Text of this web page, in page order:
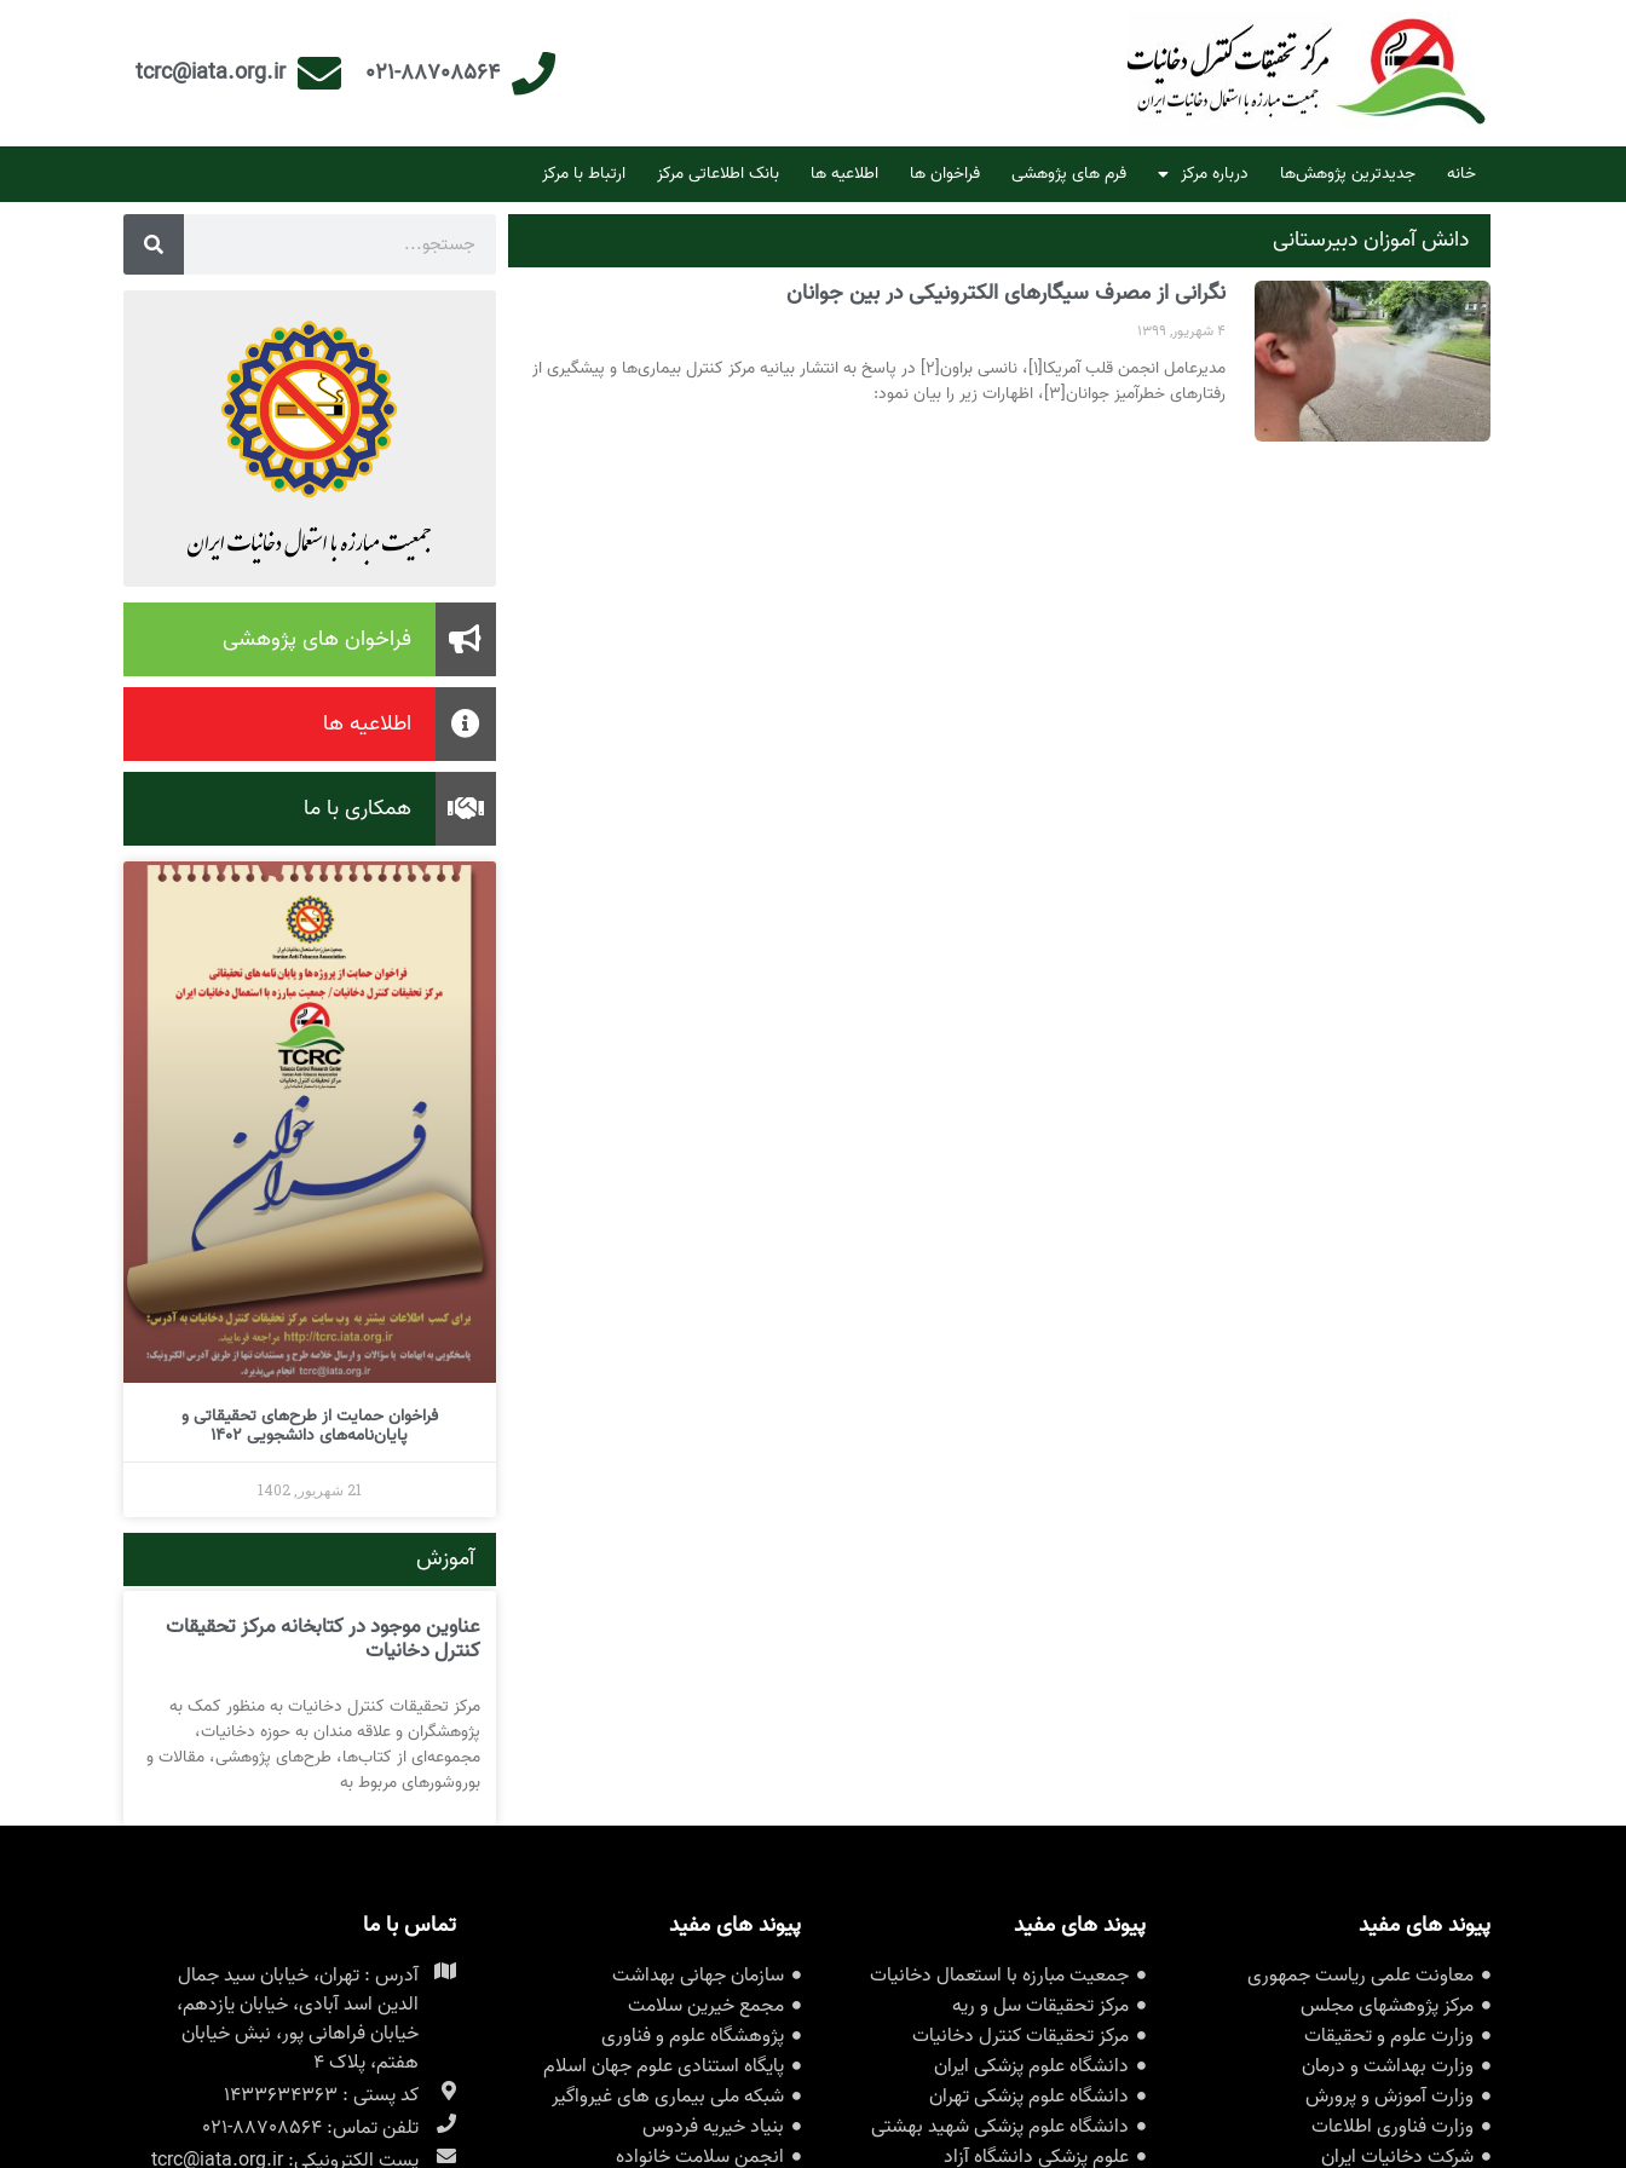
021-88708564
tcrc@iata.org.ir
خانه جدیدترین پژوهش‌ها درباره مرکز فرم های پژوهشی فراخوان ها اطلاعیه ها بانک اطلاعاتی مرکز ارتباط با مرکز
دانش آموزان دبیرستانی
نگرانی از مصرف سیگارهای الکترونیکی در بین جوانان
4 شهریور, 1399
مدیرعامل انجمن قلب آمریکا[1]، نانسی براون[2] در پاسخ به انتشار بیانیه مرکز کنترل بیماری‌ها و پیشگیری از
رفتارهای خطرآمیز جوانان[3]، اظهارات زیر را بیان نمود:
فراخوان های پژوهشی
اطلاعیه ها
همکاری با ما
فراخوان حمایت از طرح‌های تحقیقاتی و
پایان‌نامه‌های دانشجویی 1402
21 شهریور, 1402
آموزش
عناوین موجود در کتابخانه مرکز تحقیقات
کنترل دخانیات
مرکز تحقیقات کنترل دخانیات به منظور کمک به
پژوهشگران و علاقه مندان به حوزه دخانیات،
مجموعه‌ای از کتاب‌ها، طرح‌های پژوهشی، مقالات و
بوروشورهای مربوط به
پیوند های مفید
معاونت علمی ریاست جمهوری
مرکز پژوهشهای مجلس
وزارت علوم و تحقیقات
وزارت بهداشت و درمان
وزارت آموزش و پرورش
وزارت فناوری اطلاعات
شرکت دخانیات ایران
پیوند های مفید
جمعیت مبارزه با استعمال دخانیات
مرکز تحقیقات سل و ریه
مرکز تحقیقات کنترل دخانیات
دانشگاه علوم پزشکی ایران
دانشگاه علوم پزشکی تهران
دانشگاه علوم پزشکی شهید بهشتی
علوم پزشکی دانشگاه آزاد
پیوند های مفید
سازمان جهانی بهداشت
مجمع خیرین سلامت
پژوهشگاه علوم و فناوری
پایگاه استنادی علوم جهان اسلام
شبکه ملی بیماری های غیرواگیر
بنیاد خیریه فردوس
انجمن سلامت خانواده
تماس با ما
آدرس : تهران، خیابان سید جمال
الدین اسد آبادی، خیابان یازدهم،
خیابان فراهانی پور، نبش خیابان
هفتم، پلاک ۴
کد پستی : 1433634363
تلفن تماس: 88708564-021
پست الکترونیکی: tcrc@iata.org.ir